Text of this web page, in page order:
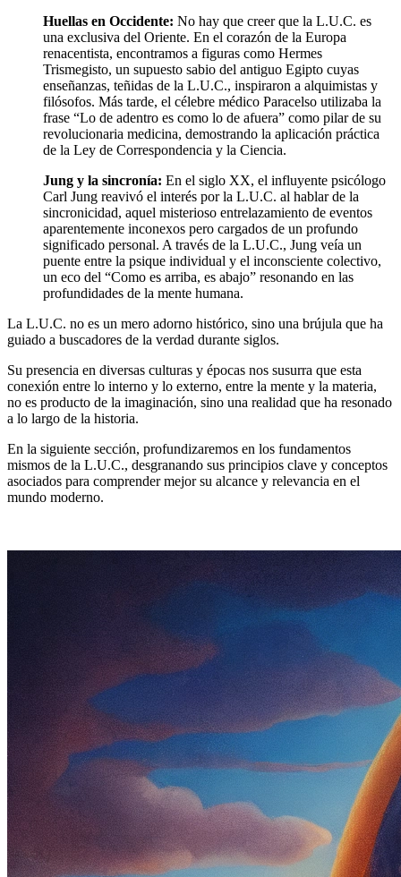
Huellas en Occidente: No hay que creer que la L.U.C. es
una exclusiva del Oriente. En el corazón de la Europa
renacentista, encontramos a figuras como Hermes
Trismegisto, un supuesto sabio del antiguo Egipto cuyas
enseñanzas, teñidas de la L.U.C., inspiraron a alquimistas y
filósofos. Más tarde, el célebre médico Paracelso utilizaba la
frase “Lo de adentro es como lo de afuera” como pilar de su
revolucionaria medicina, demostrando la aplicación práctica
de la Ley de Correspondencia y la Ciencia.
Jung y la sincronía: En el siglo XX, el influyente psicólogo
Carl Jung reavivó el interés por la L.U.C. al hablar de la
sincronicidad, aquel misterioso entrelazamiento de eventos
aparentemente inconexos pero cargados de un profundo
significado personal. A través de la L.U.C., Jung veía un
puente entre la psique individual y el inconsciente colectivo,
un eco del “Como es arriba, es abajo” resonando en las
profundidades de la mente humana.
La L.U.C. no es un mero adorno histórico, sino una brújula que ha
guiado a buscadores de la verdad durante siglos.
Su presencia en diversas culturas y épocas nos susurra que esta
conexión entre lo interno y lo externo, entre la mente y la materia,
no es producto de la imaginación, sino una realidad que ha resonado
a lo largo de la historia.
En la siguiente sección, profundizaremos en los fundamentos
mismos de la L.U.C., desgranando sus principios clave y conceptos
asociados para comprender mejor su alcance y relevancia en el
mundo moderno.